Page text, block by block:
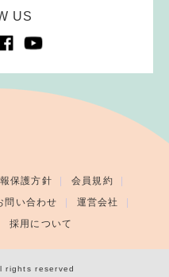
US
保護方針
会員規約
問い合わせ
運営会社
採用について
rights reserved